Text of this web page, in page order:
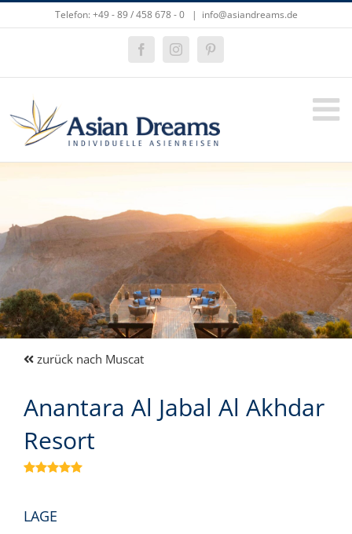
Inhalt
Telefon: +49 - 89 / 458 678 - 0 | info@asiandreams.de
FacebookInstagramPinterest
zurück nach Muscat
Anantara Al Jabal Al Akhdar
Resort

LAGE